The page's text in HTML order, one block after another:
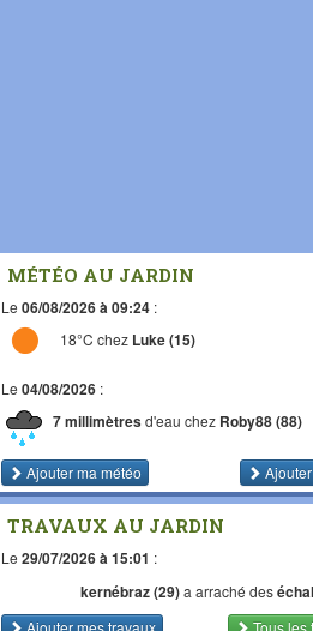
MÉTÉO AU JARDIN
Le 06/08/2026 à 09:24 :
18°C chez Luke (15)
Le 04/08/2026 :
7 millimètresd'eau chez Roby88 (88)
Ajouter ma météo
TRAVAUX AU JARDIN
Le 29/07/2026 à 15:01 :
kernébraz (29)a arraché des
Ajouter mes travaux
Tous les